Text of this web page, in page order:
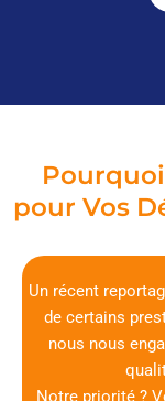
pour Vos
Un récent
de certains
nous nous
Notre priorité ?